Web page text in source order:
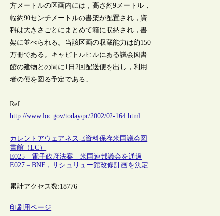
方メートルの区画内には，高さ約9メートル，
幅約90センチメートルの書架が配置され，資
料は大きさごとにまとめて箱に収納され，書
架に並べられる。当該区画の収蔵能力は約150
万冊である。キャピトルヒルにある議会図書
館の建物との間に1日2回配送便を出し，利用
者の便を図る予定である。
Ref:
http://www.loc.gov/today/pr/2002/02-164.html
カレントアウェアネス-E資料保存米国議会図
書館（LC）
E025 – 電子政府法案 米国連邦議会を通過
E027 – BNF，リシュリュー館改修計画を決定
累計アクセス数:18776
印刷用ページ